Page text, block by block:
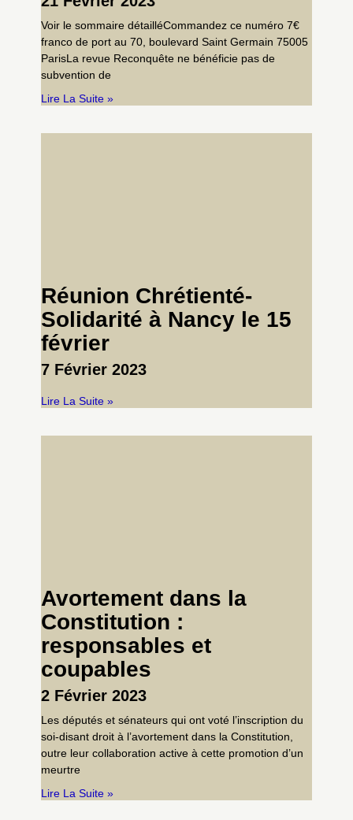
Voir le sommaire détailléCommandez ce numéro 7€
franco de port au 70, boulevard Saint Germain 75005
ParisLa revue Reconquête ne bénéficie pas de
subvention de
Lire La Suite »
Réunion Chrétienté-
Solidarité à Nancy le 15
février
7 Février 2023
Lire La Suite »
Avortement dans la
Constitution :
responsables et
coupables
2 Février 2023
Les députés et sénateurs qui ont voté l’inscription du
soi-disant droit à l’avortement dans la Constitution,
outre leur collaboration active à cette promotion d’un
meurtre
Lire La Suite »